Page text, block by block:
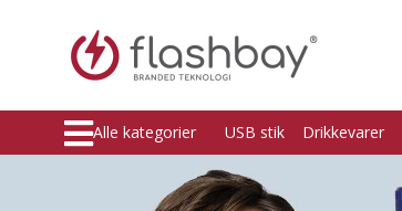
Alle kategorier USB stik Drikkevarer